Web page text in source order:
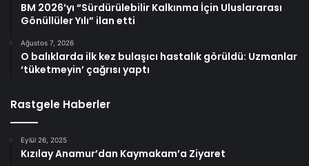
BM 2026’yı “Sürdürülebilir Kalkınma İçin Uluslararası
Gönüllüler Yılı” ilan etti
Ağustos 7, 2026
O balıklarda ilk kez bulaşıcı hastalık görüldü: Uzmanlar
‘tüketmeyin’ çağrısı yaptı
Rastgele Haberler
Eylül 26, 2025
Kızılay Anamur’dan Kaymakam’a Ziyaret